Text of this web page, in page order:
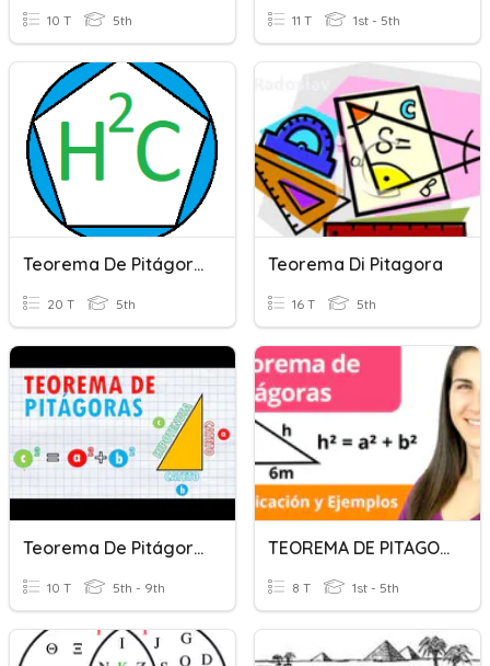
10 T 5th 11 T 1st - 5th
Teorema De Pitágoras
20 T 5th
Teorema Di Pitagora
16 T 5th
Teorema De Pitágoras
10 T 5th - 9th
TEOREMA DE PITAGORAS
8 T 1st - 5th